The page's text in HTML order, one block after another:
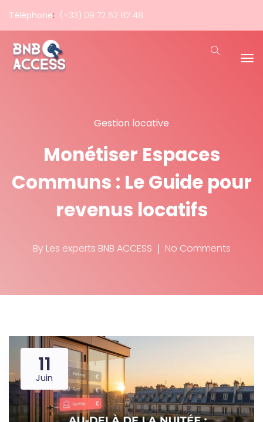
Téléphone: (+33) 09 72 62 82 48
Gestion locative
Monétiser Espaces
Communs : Le Guide pour
revenus locatifs
By Les experts BNB ACCESS No Comments
11
Juin